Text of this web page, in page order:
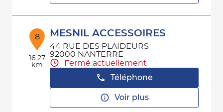
8
16.27
km
MESNIL ACCESSOIRES
44 RUE DES PLAIDEURS
92000 NANTERRE
Fermé actuellement
Téléphone
Voir plus